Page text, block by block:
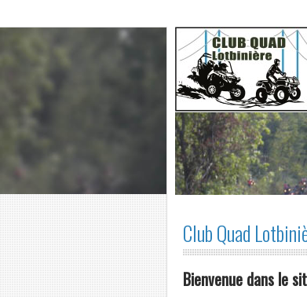
Club Quad
Bienvenue dans le